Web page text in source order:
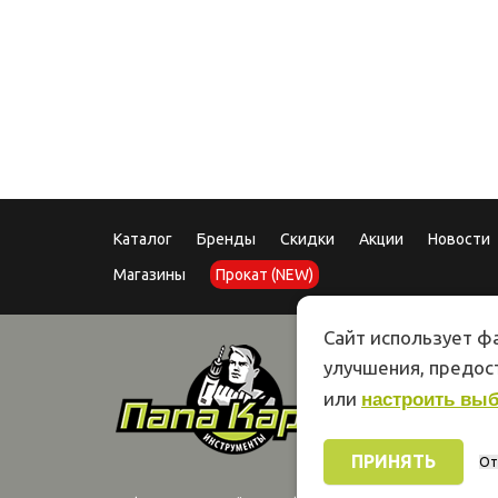
Каталог Бренды Скидки Акции Новости
Магазины
Прокат (NEW)
Сайт использует
улучшения,
или настроить
ПРИНЯТЬ